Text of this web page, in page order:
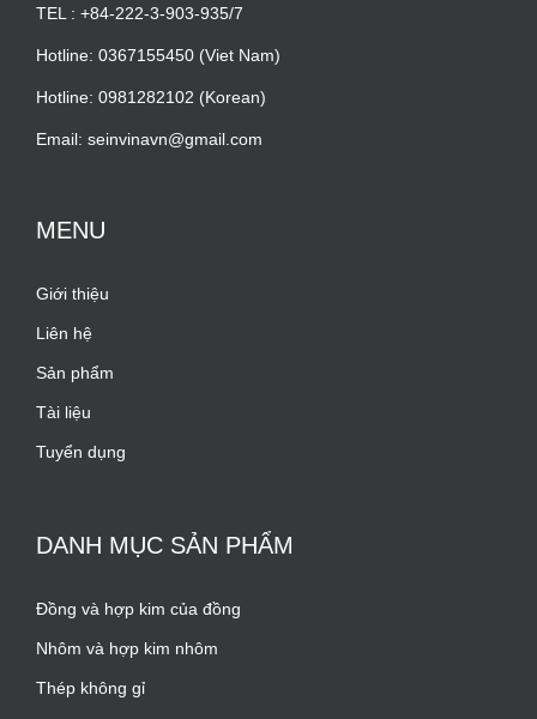
TEL : +84-222-3-903-935/7
Hotline: 0367155450 (Viet Nam)
Hotline: 0981282102 (Korean)
Email: seinvinavn@gmail.com
MENU
Giới thiệu
Liên hệ
Sản phẩm
Tài liệu
Tuyển dụng
DANH MỤC SẢN PHẨM
Đồng và hợp kim của đồng
Nhôm và hợp kim nhôm
Thép không gỉ